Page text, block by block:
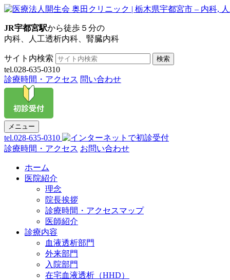
JR宇都宮駅から徒歩５分の
内科、人工透析内科、腎臓内科
サイト内検索 検索
tel.028-635-0310
診療時間・アクセス 問い合わせ
メニュー
tel.028-635-0310
診療時間・アクセス お問い合わせ
ホーム
医院紹介
理念
院長挨拶
診療時間・アクセスマップ
医師紹介
診療内容
血液透析部門
外来部門
入院部門
在宅血液透析（HHD）